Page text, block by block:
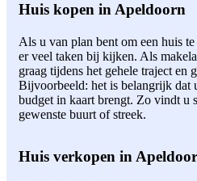
Huis kopen in Apeldoorn
Als u van plan bent om een huis
er veel taken bij kijken. Als
graag tijdens het gehele traject en
Bijvoorbeeld: het is belangrijk dat
budget in kaart brengt. Zo vindt u
gewenste buurt of streek.
Huis verkopen in